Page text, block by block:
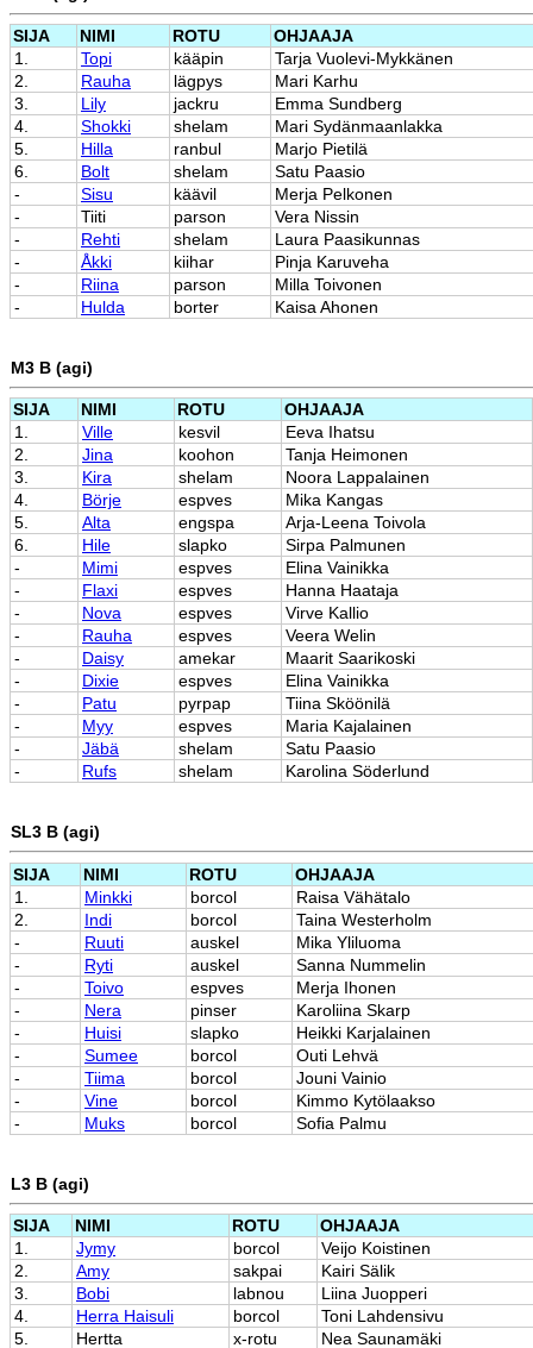
SIJA NIMI ROTU
OHJAAJA
1.
Topi kääpin
Tarja Vuolevi-Mykkänen
2.
Rauha lägpys
Mari Karhu
3.
Lily jackru
Emma Sundberg
4.
Shokki shelam
Mari Sydänmaanlakka
5.
Hilla ranbul
Marjo Pietilä
6.
Bolt shelam
Satu Paasio
-
Sisu käävil
Merja Pelkonen
-
Tiiti parson
Vera Nissin
-
Rehti shelam
Laura Paasikunnas
-
Åkki kiihar
Pinja Karuveha
-
Riina parson
Milla Toivonen
-
Hulda borter Kaisa Ahonen
M3 B (agi)
SIJA NIMI ROTU
OHJAAJA
1.
Ville kesvil
Eeva Ihatsu
2.
Jina koohon
Tanja Heimonen
3.
Kira shelam
Noora Lappalainen
4.
Börje espves
Mika Kangas
5.
Alta engspa
Arja-Leena Toivola
6.
Hile slapko
Sirpa Palmunen
-
Mimi espves
Elina Vainikka
-
Flaxi espves
Hanna Haataja
-
Nova espves
Virve Kallio
-
Rauha espves
Veera Welin
-
Daisy amekar
Maarit Saarikoski
-
Dixie espves
Elina Vainikka
-
Patu pyrpap
Tiina Sköönilä
-
Myy espves
Maria Kajalainen
-
Jäbä shelam
Satu Paasio
-
Rufs shelam Karolina Söderlund
SL3 B (agi)
SIJA NIMI ROTU
OHJAAJA
1.
Minkki borcol
Raisa Vähätalo
2.
Indi borcol
Taina Westerholm
-
Ruuti auskel
Mika Yliluoma
-
Ryti auskel
Sanna Nummelin
-
Toivo espves
Merja Ihonen
-
Nera pinser
Karoliina Skarp
-
Huisi slapko
Heikki Karjalainen
-
Sumee borcol
Outi Lehvä
-
Tiima borcol
Jouni Vainio
-
Vine borcol
Kimmo Kytölaakso
-
Muks borcol Sofia Palmu
L3 B (agi)
SIJA NIMI ROTU
OHJAAJA
1.
Jymy borcol
Veijo Koistinen
2.
Amy sakpai
Kairi Sälik
3.
Bobi labnou
Liina Juopperi
4.
Herra Haisuli borcol
Toni Lahdensivu
5.
Hertta x-rotu Nea Saunamäki